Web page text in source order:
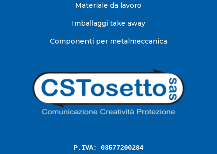
Materiale da lavoro
Imballaggi take away
Componenti per metalmeccanica
P.IVA: 03577200284